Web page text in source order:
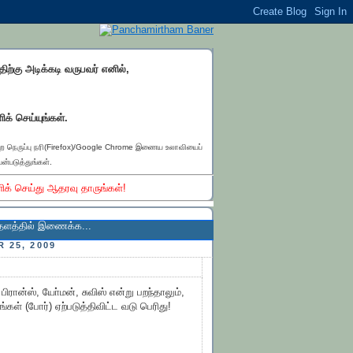
அடிக்கடி வருபவர் எனில்,
செய்யுங்கள்.
நரி(Firefox)/Google Chrome இணைய உலாவியைப்
செய்து ஆதரவு தாருங்கள்!
25, 2009
யோ்மன், சுவிஸ் என்று பறந்தாலும்,
(போர்) ஏற்படுத்திவிட்ட வடு பெரிது!